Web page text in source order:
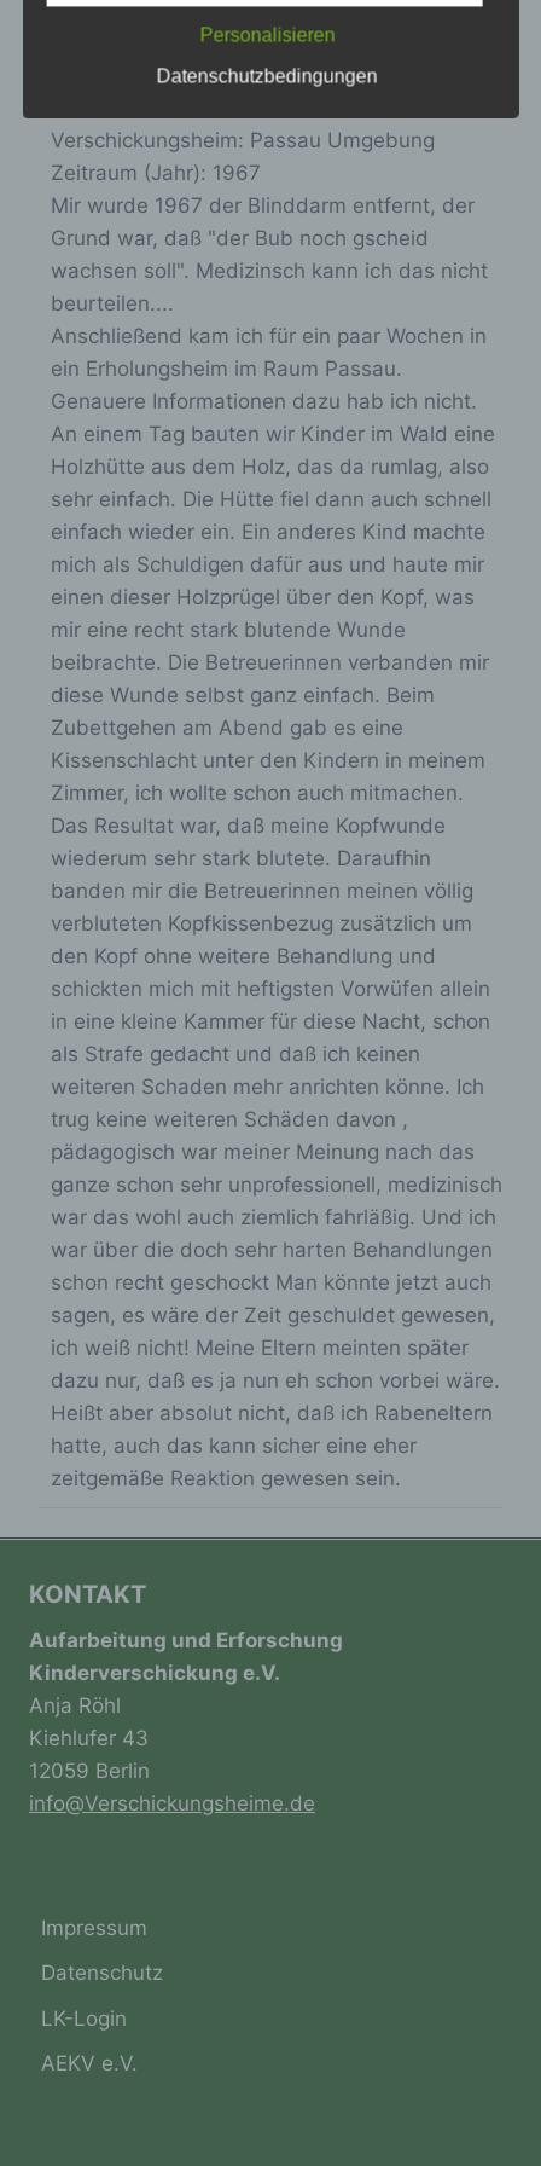
C. Saubertaus Zorneding schrieb am
Verschickungsheim: Passau Umgebung
Zeitraum (Jahr): 1967
Mir wurde 1967 der Blinddarm entfernt, der
Grund war, daß "der Bub noch gscheid
wachsen soll". Medizinsch kann ich das nicht
beurteilen....
Anschließend kam ich für ein paar Wochen in
ein Erholungsheim im Raum Passau.
Genauere Informationen dazu hab ich nicht.
An einem Tag bauten wir Kinder im Wald eine
Holzhütte aus dem Holz, das da rumlag, also
sehr einfach. Die Hütte fiel dann auch schnell
einfach wieder ein. Ein anderes Kind machte
mich als Schuldigen dafür aus und haute mir
einen dieser Holzprügel über den Kopf, was
mir eine recht stark blutende Wunde
beibrachte. Die Betreuerinnen verbanden mir
diese Wunde selbst ganz einfach. Beim
Zubettgehen am Abend gab es eine
Kissenschlacht unter den Kindern in meinem
Zimmer, ich wollte schon auch mitmachen.
Das Resultat war, daß meine Kopfwunde
wiederum sehr stark blutete. Daraufhin
banden mir die Betreuerinnen meinen völlig
verbluteten Kopfkissenbezug zusätzlich um
den Kopf ohne weitere Behandlung und
schickten mich mit heftigsten Vorwüfen allein
in eine kleine Kammer für diese Nacht, schon
als Strafe gedacht und daß ich keinen
weiteren Schaden mehr anrichten könne. Ich
trug keine weiteren Schäden davon ,
pädagogisch war meiner Meinung nach das
ganze schon sehr unprofessionell, medizinisch
war das wohl auch ziemlich fahrläßig. Und ich
war über die doch sehr harten Behandlungen
schon recht geschockt Man könnte jetzt auch
sagen, es wäre der Zeit geschuldet gewesen,
ich weiß nicht! Meine Eltern meinten später
dazu nur, daß es ja nun eh schon vorbei wäre.
Heißt aber absolut nicht, daß ich Rabeneltern
hatte, auch das kann sicher eine eher
zeitgemäße Reaktion gewesen sein.
x
i
KONTAKT
Aufarbeitung und Erforschung
Kinderverschickung e.V.
Anja Röhl
Kiehlufer 43
12059 Berlin
info@Verschickungsheime.de
Impressum
Datenschutz
LK-Login
AEKV e.V.
Daten wie das Erheben, das Erfassen, die
Organisation, das Ordnen, die Speicherung,
Auslesen, das Abfragen, die Verwendung,
Verbreitung oder eine andere Form der
Bereitstellung, den Abgleich oder die
Verknüpfung, die Einschränkung, das
Löschen oder die Vernichtung.
d) Einschränkung der Verarbeitung
Einschränkung der Verarbeitung ist die
Markierung gespeicherter
personenbezogener Daten mit dem Ziel, ihre
künftige Verarbeitung einzuschränken.
e) Profiling
Profiling ist jede Art der automatisierten
Verarbeitung personenbezogener Daten, die
darin besteht, dass diese
personenbezogenen Daten verwendet
werden, um bestimmte persönliche Aspekte,
die sich auf eine natürliche Person beziehen,
zu bewerten, insbesondere, um Aspekte
bezüglich Arbeitsleistung, wirtschaftlicher
Lage, Gesundheit, persönlicher Vorlieben,
Aufenthaltsort oder Ortswechsel dieser
natürlichen Person zu analysieren oder
vorherzusagen.
f) Pseudonymisierung
Pseudonymisierung ist die Verarbeitung
personenbezogener Daten in einer Weise,
auf welche die personenbezogenen Daten
ohne Hinzuziehung zusätzlicher
Informationen nicht mehr einer spezifischen
betroffenen Person zugeordnet werden
können, sofern diese zusätzlichen
Informationen gesondert aufbewahrt werden
und technischen und organisatorischen
Maßnahmen unterliegen, die gewährleisten,
dass die personenbezogenen Daten nicht
einer identifizierten oder identifizierbaren
natürlichen Person zugewiesen werden.
g) Verantwortlicher oder für die
Verarbeitung Verantwortlicher
Verantwortlicher oder für die Verarbeitung
Verantwortlicher ist die natürliche oder
personenbezogenen Daten entscheidet. Sind
durch das Unionsrecht oder das Recht der
Mitgliedstaaten vorgegeben, so kann der
Verantwortliche beziehungsweise können die
dem Unionsrecht oder dem Recht der
Mitgliedstaaten vorgesehen werden.
juristische Person, Behörde, Einrichtung
oder andere Stelle, die personenbezogene
Daten im Auftrag des Verantwortlichen
verarbeitet.
Personalisieren
Datenschutzbedingungen